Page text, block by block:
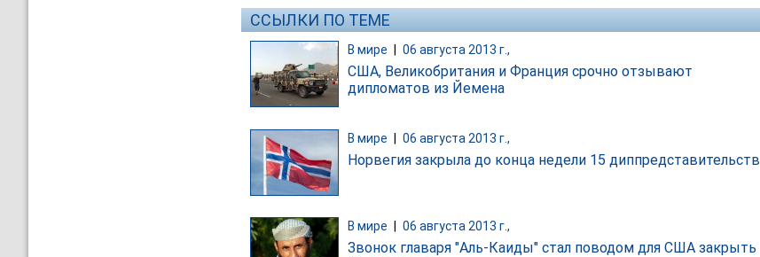
ССЫЛКИ ПО ТЕМЕ
В мире 06 августа 2013 г.,
США, Великобритания и Франция срочно отзывают
дипломатов из Йемена
В мире 06 августа 2013 г.,
Норвегия закрыла до конца недели 15 диппредставительств
В мире 06 августа 2013 г.,
Звонок главаря "Аль-Каиды" стал поводом для США закрыть